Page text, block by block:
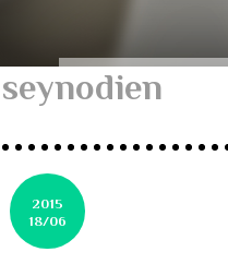
seynodien
2015
18/06